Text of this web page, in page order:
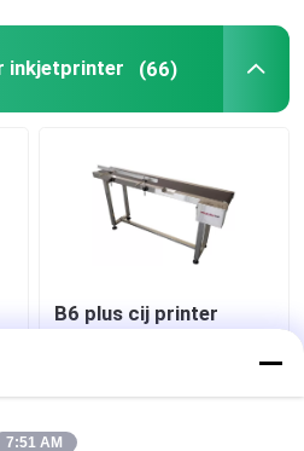
inkjetprinter (66)
B6 plus cij printer
7:51 AM